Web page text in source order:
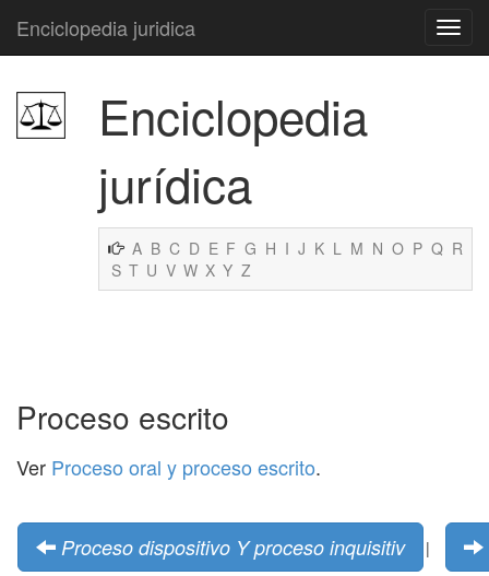
Enciclopedia juridica
Enciclopedia
jurídica
A B C D E F G H I J K L M N O P Q R
S T U V W X Y Z
Proceso escrito
Ver Proceso oral y proceso escrito.
Proceso dispositivo Y proceso inquisitiv |